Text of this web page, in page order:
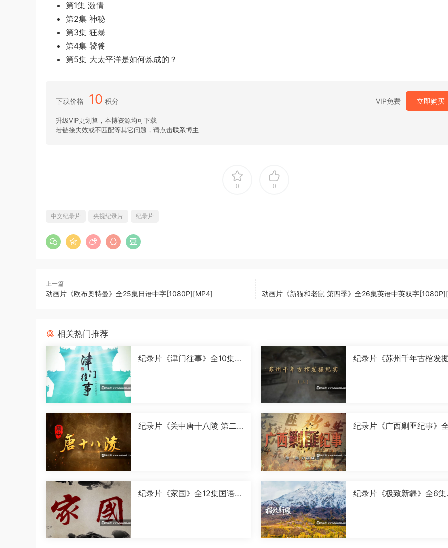
第1集 激情
第2集 神秘
第3集 狂暴
第4集 饕餮
第5集 大太平洋是如何炼成的？
下载价格 10 积分 VIP免费 立即购买
升级VIP更划算，本博资源均可下载
若链接失效或不匹配等其它问题，请点击联系博主
0 0
中文纪录片 央视纪录片 纪录片
上一篇
动画片《欧布奥特曼》全25集日语中字[1080P][MP4] 动画片《新猫和老鼠 第四季》全26集英语中英双字
相关热门推荐
纪录片《津门往事》全10集国
纪录片《苏州千年古棺发
纪录片《关中唐十八陵 第二
纪录片《广西剿匪纪事》
纪录片《家国》全12集国语中
纪录片《极致新疆》全6集